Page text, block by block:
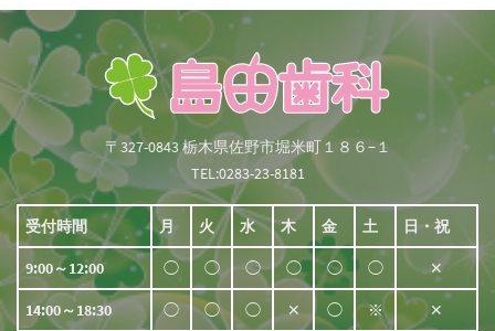
〒327-0843 栃木県佐野市堀米町１８６−１
TEL:0283-23-8181
受付時間 月 火 水 木 金 土 日・祝
9:00～12:00 ◯ ◯ ◯ ◯ ◯ ◯ ✕
14:00～18:30 ◯ ◯ ◯ ✕ ◯ ※
✕